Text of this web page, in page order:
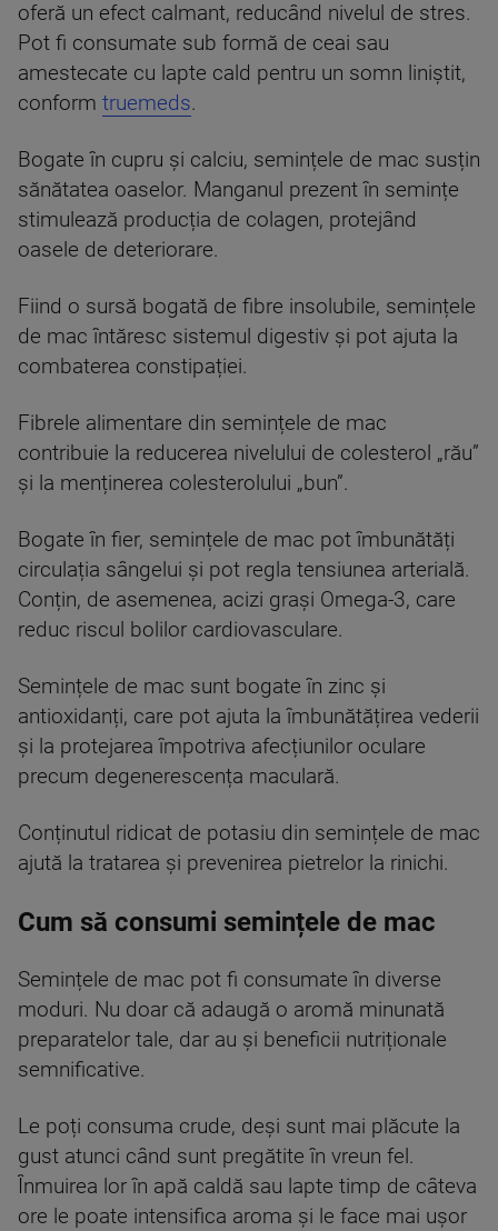
oferă un efect calmant, reducând nivelul de stres.
Pot fi consumate sub formă de ceai sau
amestecate cu lapte cald pentru un somn liniștit,
conform truemeds.
Bogate în cupru și calciu, semințele de mac susțin
sănătatea oaselor. Manganul prezent în semințe
stimulează producția de colagen, protejând
oasele de deteriorare.
Fiind o sursă bogată de fibre insolubile, semințele
de mac întăresc sistemul digestiv și pot ajuta la
combaterea constipației.
Fibrele alimentare din semințele de mac
contribuie la reducerea nivelului de colesterol „rău”
și la menținerea colesterolului „bun”.
Bogate în fier, semințele de mac pot îmbunătăți
circulația sângelui și pot regla tensiunea arterială.
Conțin, de asemenea, acizi grași Omega-3, care
reduc riscul bolilor cardiovasculare.
Semințele de mac sunt bogate în zinc și
antioxidanți, care pot ajuta la îmbunătățirea vederii
și la protejarea împotriva afecțiunilor oculare
precum degenerescența maculară.
Conținutul ridicat de potasiu din semințele de mac
ajută la tratarea și prevenirea pietrelor la rinichi.
Cum să consumi semințele de mac
Semințele de mac pot fi consumate în diverse
moduri. Nu doar că adaugă o aromă minunată
preparatelor tale, dar au și beneficii nutriționale
semnificative.
Le poți consuma crude, deși sunt mai plăcute la
gust atunci când sunt pregătite în vreun fel.
Înmuirea lor în apă caldă sau lapte timp de câteva
ore le poate intensifica aroma și le face mai ușor